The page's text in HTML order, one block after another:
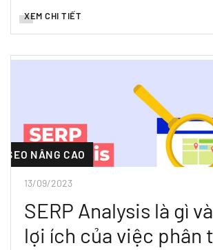
XEM CHI TIẾT
SEO NÂNG CAO
13/09/2023
SERP Analysis là gì
lợi ích của việc phân